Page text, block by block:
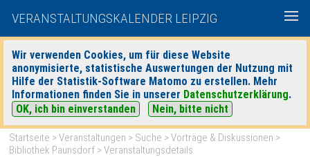
VERANSTALTUNGSKALENDER LEIPZIG
Wir verwenden Cookies, um für diese Website
anonymisierte, statistische Auswertungen der Nutzung mit
Hilfe der Statistik-Software Matomo zu erstellen. Mehr
Informationen finden Sie in unserer Datenschutzerklärung.
OK, ich bin einverstanden
Nein, bitte nicht
heute|morgen| Detaillierte Suche
Startseite >Veranstaltungen > Suche >Vorträge & Diskussionen >
Bibliothek Paunsdorf > Veranstaltungsdetails